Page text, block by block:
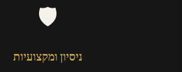
🛡️
ניסיון ומקצועיות